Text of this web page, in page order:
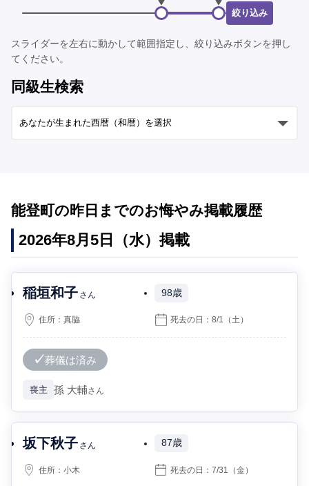
絞り込み
スライダーを左右に動かして範囲指定し、絞り込みボタンを押し
てください。
同級生検索
能登町の昨日までのお悔やみ掲載履歴
2026年8月5日（水）掲載
稲垣和子 さん 98歳
住所：真脇 死去の日：8/1 （土）
葬儀は済み
喪主 孫 大輔さん
坂下秋子 さん 87歳
住所：小木 死去の日：7/31 （金）